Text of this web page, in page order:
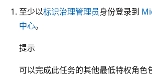
至少以标识治理管理员身份登录到
中心。
提示
可以完成此任务的其他最低特权角色